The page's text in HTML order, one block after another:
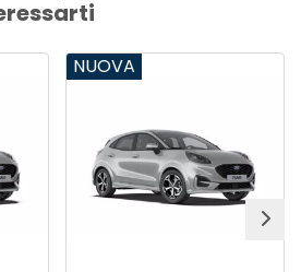
NUOVA